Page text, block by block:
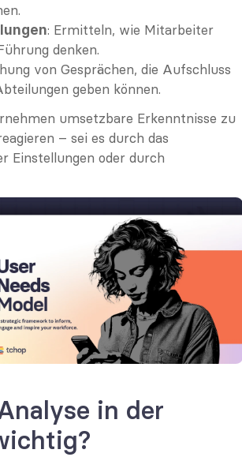
: Ermitteln, wie Mitarbeiter
denken.
von Gesprächen, die Aufschluss
geben können.
umsetzbare Erkenntnisse zu
– sei es durch das
Einstellungen oder durch
in der